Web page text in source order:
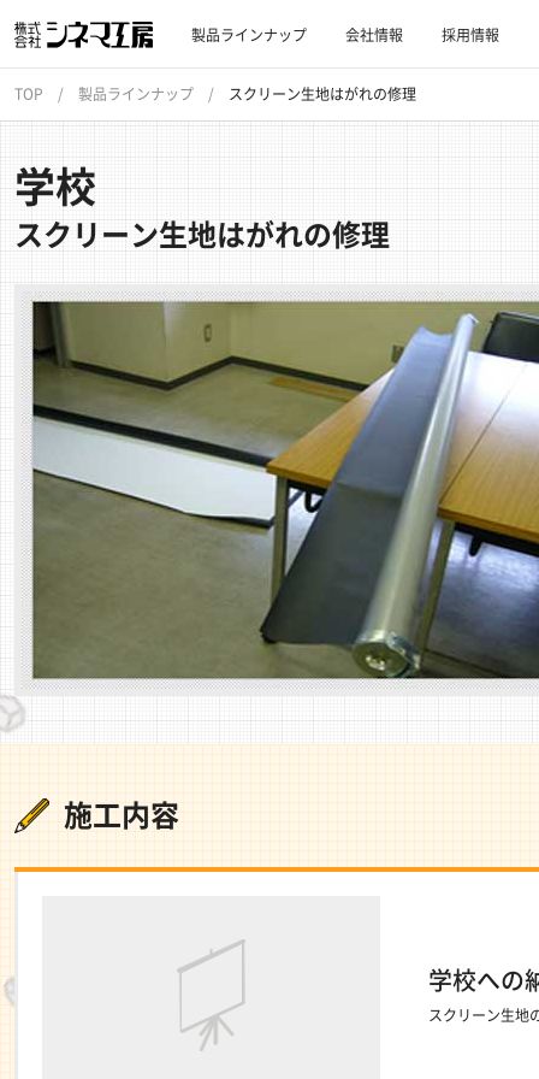
製品ラインナップ 会社情報 採用情報
TOP 製品ラインナップ スクリーン生地はがれの修理
学校
スクリーン生地はがれの修理
施工内容
学校への
スクリーン生